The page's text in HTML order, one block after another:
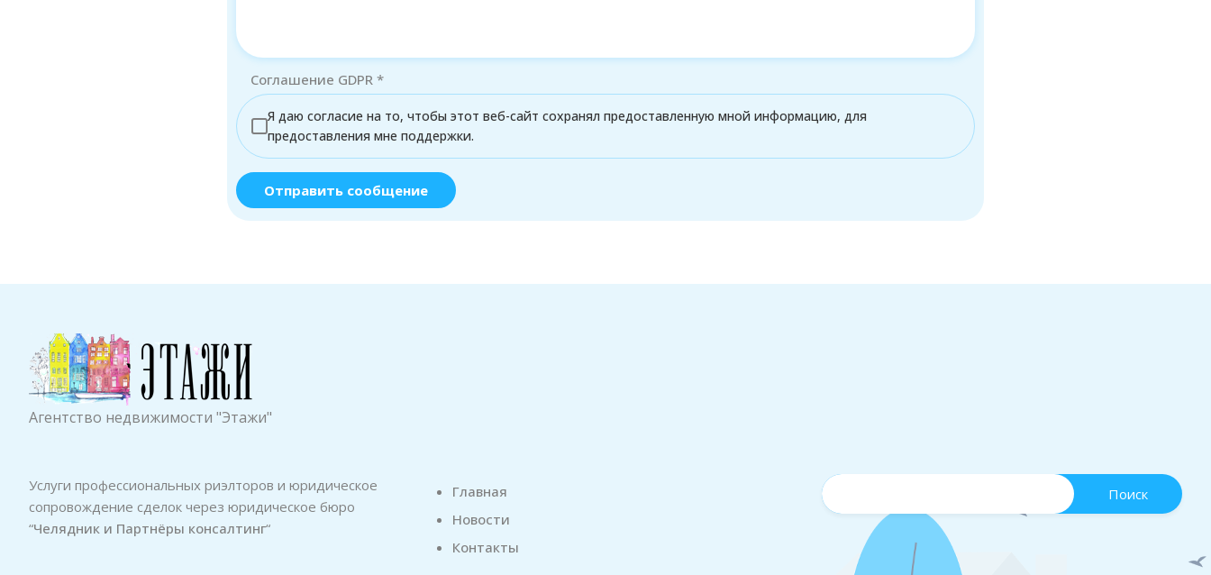
Соглашение GDPR *
Я даю согласие на то, чтобы этот веб-сайт сохранял предоставленную мной информацию, для
предоставления мне поддержки.
Отправить сообщение
Агентство недвижимости "Этажи"
Услуги профессиональных риэлторов и юридическое
сопровождение сделок через юридическое бюро
“Челядник и Партнёры консалтинг“
Главная
Новости
Контакты